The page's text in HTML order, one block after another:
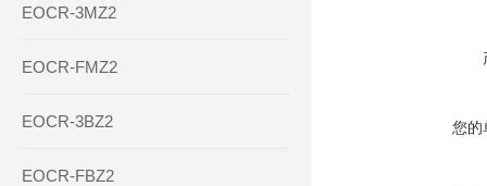
EOCR-3MZ2
EOCR-FMZ2
EOCR-3BZ2
EOCR-FBZ2
您的